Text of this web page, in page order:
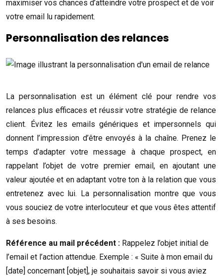
maximiser vos chances d’atteindre votre prospect et de voir
votre email lu rapidement.
Personnalisation des relances
La personnalisation est un élément clé pour rendre vos
relances plus efficaces et réussir votre stratégie de relance
client. Évitez les emails génériques et impersonnels qui
donnent l’impression d’être envoyés à la chaîne. Prenez le
temps d’adapter votre message à chaque prospect, en
rappelant l’objet de votre premier email, en ajoutant une
valeur ajoutée et en adaptant votre ton à la relation que vous
entretenez avec lui. La personnalisation montre que vous
vous souciez de votre interlocuteur et que vous êtes attentif
à ses besoins.
Référence au mail précédent : Rappelez l’objet initial de
l’email et l’action attendue. Exemple : « Suite à mon email du
[date] concernant [objet], je souhaitais savoir si vous aviez